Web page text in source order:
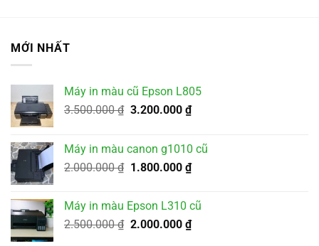
MỚI NHẤT
Máy in màu cũ Epson L805
3.500.000₫ Giá
3.500.000 ₫.
3.200.000 ₫Giá
là:
3.200.000 ₫.
Máy in màu canon g1010 cũ
2.000.000₫ Giá
2.000.000 ₫.
1.800.000 ₫Giá
tại
là:
1.800.000 ₫.
Máy in màu Epson L310 cũ
2.500.000₫ Giá
2.000.000 ₫Giá